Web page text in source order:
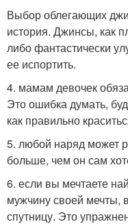
Выбор облегающих
история. Джинсы, как
либо фантастически
ее испортить.
4. мамам девочек
Это ошибка думать,
как правильно
5. любой наряд может
больше, чем он сам
6. если вы мечтаете
мужчину своей мечты,
спутницу. Это